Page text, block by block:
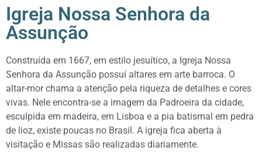
Igreja Nossa Senhora da
Assunção
Construída em 1667, em estilo jesuítico, a Igreja Nossa
Senhora da Assunção possuí altares em arte barroca. O
altar-mor chama a atenção pela riqueza de detalhes e cores
vivas. Nele encontra-se a imagem da Padroeira da cidade,
esculpida em madeira, em Lisboa e a pia batismal em pedra
de lioz, existe poucas no Brasil. A igreja fica aberta à
visitação e Missas são realizadas diariamente.